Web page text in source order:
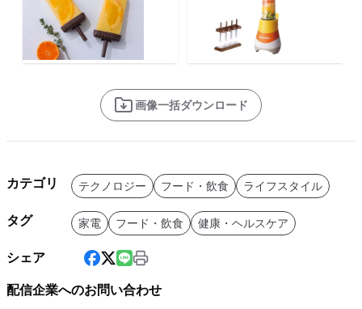
画像一括ダウンロード
カテゴリ テクノロジー フード・飲食 ライフスタイル
タグ 家電 フード・飲食 健康・ヘルスケア
シェア
配信企業へのお問い合わせ